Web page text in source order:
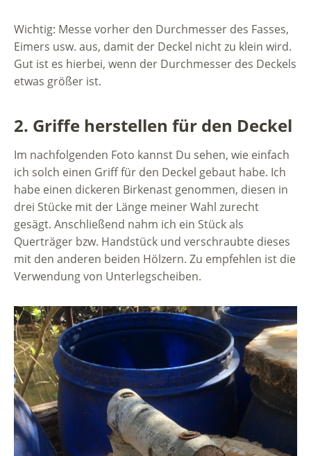
Wichtig: Messe vorher den Durchmesser des Fasses,
Eimers usw. aus, damit der Deckel nicht zu klein wird.
Gut ist es hierbei, wenn der Durchmesser des Deckels
etwas größer ist.
2. Griffe herstellen für den Deckel
Im nachfolgenden Foto kannst Du sehen, wie einfach
ich solch einen Griff für den Deckel gebaut habe. Ich
habe einen dickeren Birkenast genommen, diesen in
drei Stücke mit der Länge meiner Wahl zurecht
gesägt. Anschließend nahm ich ein Stück als
Querträger bzw. Handstück und verschraubte dieses
mit den anderen beiden Hölzern. Zu empfehlen ist die
Verwendung von Unterlegscheiben.